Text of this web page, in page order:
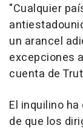
"Cualquier
un arancel
excepciones
cuenta de
El inquilino
de que los